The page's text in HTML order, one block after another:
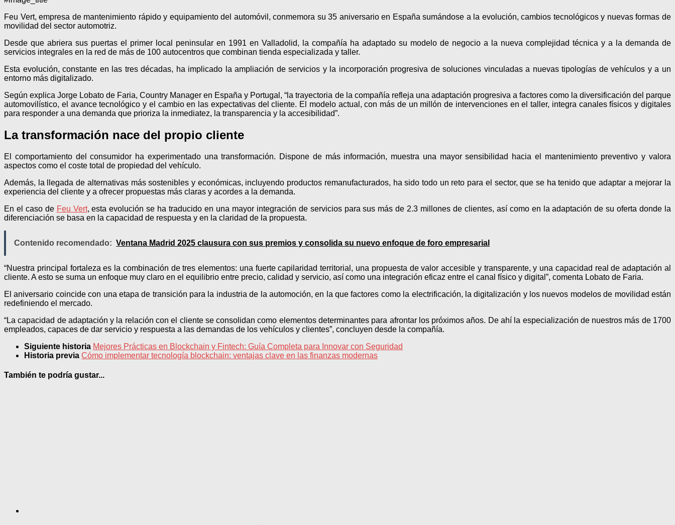
Feu Vert, empresa de mantenimiento rápido y equipamiento del automóvil, conmemora su 35 aniversario en España sumándose a la evolución, cambios tecnológicos y nuevas formas de
movilidad del sector automotriz.
Desde que abriera sus puertas el primer local peninsular en 1991 en Valladolid, la compañía ha adaptado su modelo de negocio a la nueva complejidad técnica y a la demanda de
servicios integrales en la red de más de 100 autocentros que combinan tienda especializada y taller.
Esta evolución, constante en las tres décadas, ha implicado la ampliación de servicios y la incorporación progresiva de soluciones vinculadas a nuevas tipologías de vehículos y a un
entorno más digitalizado.
Según explica Jorge Lobato de Faria, Country Manager en España y Portugal, “la trayectoria de la compañía refleja una adaptación progresiva a factores como la diversificación del parque
automovilístico, el avance tecnológico y el cambio en las expectativas del cliente. El modelo actual, con más de un millón de intervenciones en el taller, integra canales físicos y digitales
para responder a una demanda que prioriza la inmediatez, la transparencia y la accesibilidad”.
La transformación nace del propio cliente
El comportamiento del consumidor ha experimentado una transformación. Dispone de más información, muestra una mayor sensibilidad hacia el mantenimiento preventivo y valora
aspectos como el coste total de propiedad del vehículo.
Además, la llegada de alternativas más sostenibles y económicas, incluyendo productos remanufacturados, ha sido todo un reto para el sector, que se ha tenido que adaptar a mejorar la
experiencia del cliente y a ofrecer propuestas más claras y acordes a la demanda.
En el caso de Feu Vert, esta evolución se ha traducido en una mayor integración de servicios para sus más de 2.3 millones de clientes, así como en la adaptación de su oferta donde la
diferenciación se basa en la capacidad de respuesta y en la claridad de la propuesta.
Contenido recomendado: Ventana Madrid 2025 clausura con sus premios y consolida su nuevo enfoque de foro empresarial
“Nuestra principal fortaleza es la combinación de tres elementos: una fuerte capilaridad territorial, una propuesta de valor accesible y transparente, y una capacidad real de adaptación al
cliente. A esto se suma un enfoque muy claro en el equilibrio entre precio, calidad y servicio, así como una integración eficaz entre el canal físico y digital”, comenta Lobato de Faria.
El aniversario coincide con una etapa de transición para la industria de la automoción, en la que factores como la electrificación, la digitalización y los nuevos modelos de movilidad están
redefiniendo el mercado.
“La capacidad de adaptación y la relación con el cliente se consolidan como elementos determinantes para afrontar los próximos años. De ahí la especialización de nuestros más de 1700
empleados, capaces de dar servicio y respuesta a las demandas de los vehículos y clientes”, concluyen desde la compañía.
Siguiente historia Mejores Prácticas en Blockchain y Fintech: Guía Completa para Innovar con Seguridad
Historia previa Cómo implementar tecnología blockchain: ventajas clave en las finanzas modernas
También te podría gustar...